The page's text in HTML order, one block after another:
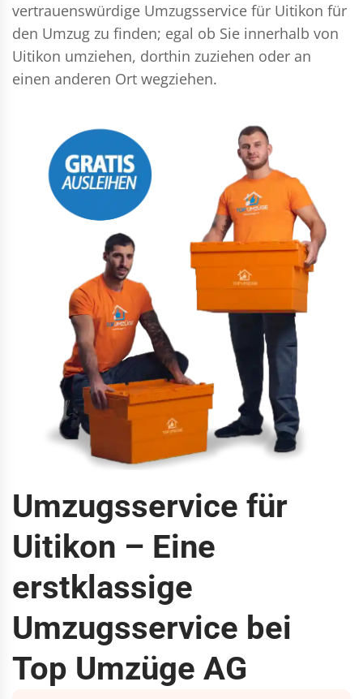
vertrauenswürdige Umzugsservice für Uitikon für
den Umzug zu finden; egal ob Sie innerhalb von
Uitikon umziehen, dorthin zuziehen oder an
einen anderen Ort wegziehen.
Umzugsservice für
Uitikon – Eine
erstklassige
Umzugsservice bei
Top Umzüge AG